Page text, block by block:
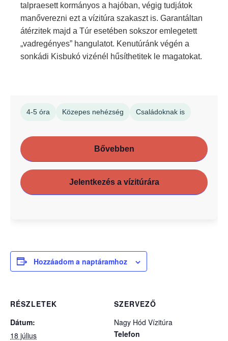
talpraesett kormányos a hajóban, végig tudjátok
manőverezni ezt a vízitúra szakaszt is. Garantáltan
átérzitek majd a Túr esetében sokszor emlegetett
„vadregényes” hangulatot. Kenutúránk végén a
sonkádi Kisbukó vizénél hűsíthetitek le magatokat.
4-5 óra Közepes nehézség Családoknak is
Bővebben
Jelentkezés a vízitúrára
Hozzáadom a naptáramhoz
RÉSZLETEK
Dátum:
18 július
SZERVEZŐ
Nagy Hód Vízitúra
Telefon